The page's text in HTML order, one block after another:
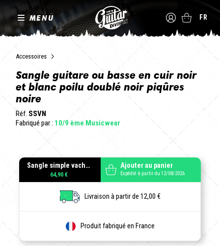
MENU FR
Accessoires
Sangle guitare ou basse en cuir noir
et blanc poilu doublé noir piqûres
noire
Réf. SSVN
Fabriqué par : 10/9 ème Musicwear
Sangle simple vache et noir
64,90 €
Ajouter au panier
Expédié à partir du 12/08/2026
Livraison à partir de 12,00 €
Produit fabriqué en France